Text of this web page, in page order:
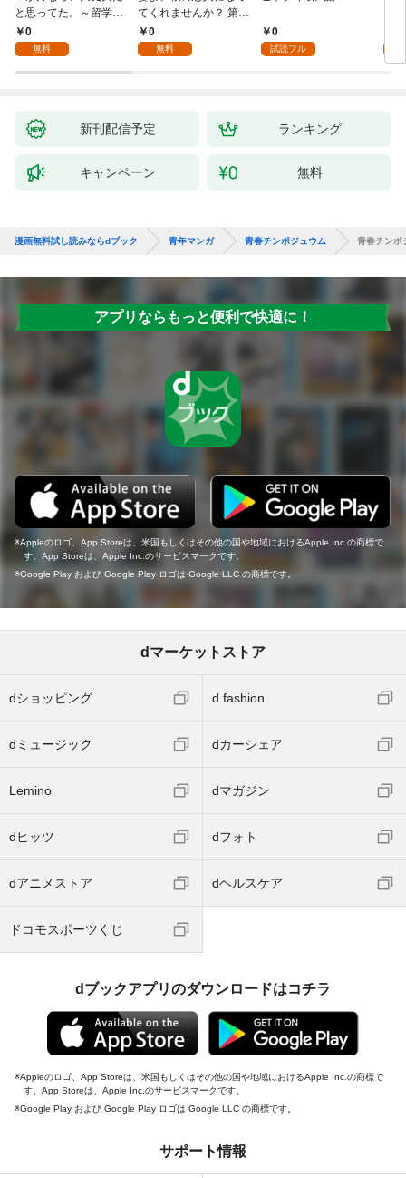
と思ってた。～留学し
た僕の留守中に、一途
な彼女が汚されるまで
0
無料
てくれませんか？ 第1
話0
無料
0
試読フル
新刊配信予定 ランキング
キャンペーン 無料
漫画無料試し読みならdブック 青年マンガ 青春チンポジュウム 青春チン
アプリならもっと便利で快適に！
Appleのロゴ、App Storeは、米国もしくはその他の国や地域におけるApple Inc.の商標で
す。App Storeは、Apple Inc.のサービスマークです。
Google Play および Google Play ロゴは Google LLC の商標です。
dマーケットストア
dショッピング d fashion
dミュージック dカーシェア
Lemino dマガジン
dヒッツ dフォト
dアニメストア dヘルスケア
ドコモスポーツくじ
dブックアプリのダウンロードはコチラ
Appleのロゴ、App Storeは、米国もしくはその他の国や地域におけるApple Inc.の商標で
す。App Storeは、Apple Inc.のサービスマークです。
Google Play および Google Play ロゴは Google LLC の商標です。
サポート情報